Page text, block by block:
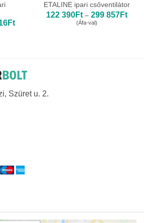
FtÁrtartomány:
ETALINE ipari csőventilátor
122 390Ft – 299 857Ft
(Áfa-val)
Szüret u. 2.